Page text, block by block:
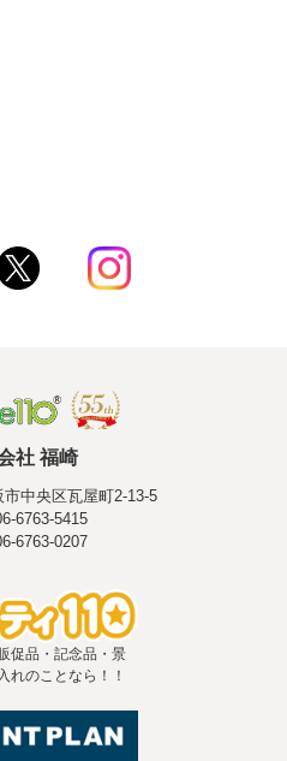
社 福崎
中央区瓦屋町2-13-5
6763-5415
6763-0207
促品・記念品・景
れのことなら！！